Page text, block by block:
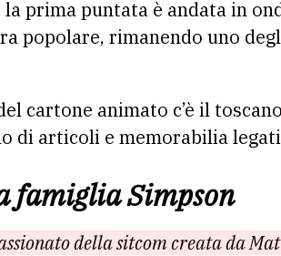
prima puntata è andata in
popolare, rimanendo uno
cartone animato c’è il toscano
di articoli e memorabilia
famiglia Simpson
della sitcom creata da